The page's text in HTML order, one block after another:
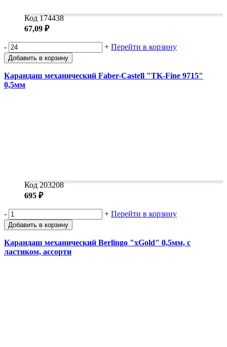
Код 174438
67,09 ₽
- + Перейти в корзину
Добавить в корзину
Карандаш механический Faber-Castell "TK-Fine 9715"
0,5мм
Код 203208
695 ₽
- + Перейти в корзину
Добавить в корзину
Карандаш механический Berlingo "xGold" 0,5мм, с
ластиком, ассорти